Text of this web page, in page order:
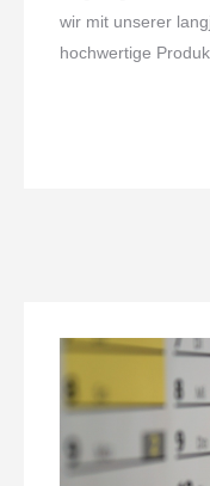
wir mit unserer
hochwertige